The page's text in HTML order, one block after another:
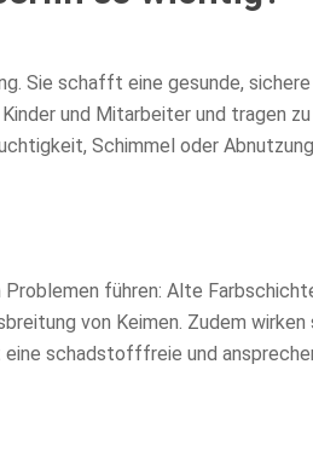
Sie schafft eine gesunde,
und Mitarbeiter und tragen
Schimmel oder
führen: Alte
von Keimen. Zudem
schadstofffreie und